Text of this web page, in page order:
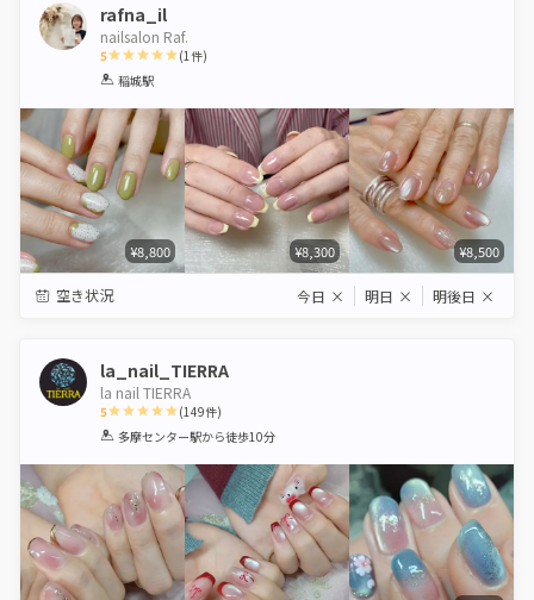
rafna_il
nailsalon Raf.
5
1 2 3 4
(1件)
稲城駅
¥8,800 ¥8,300 ¥8,500
空き状況 今日 × 明日 × 明後日 ×
la_nail_TIERRA
la nail TIERRA
5
1 2 3 4 5
(149件)
多摩センター駅から徒歩10分